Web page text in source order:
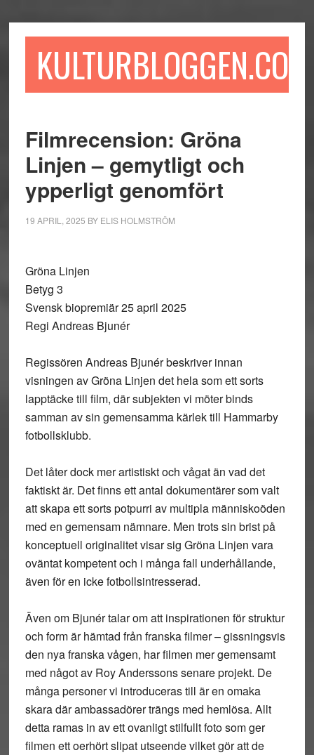
till
till
sidofältet
till
KULTURBLOGGEN.COM
Filmrecension: Gröna
Linjen – gemytligt och
ypperligt genomfört
19 APRIL, 2025 BY ELIS HOLMSTRÖM
Gröna Linjen
Betyg 3
Svensk biopremiär 25 april 2025
Regi Andreas Bjunér
Regissören Andreas Bjunér beskriver innan
visningen av Gröna Linjen det hela som ett sorts
lapptäcke till film, där subjekten vi möter binds
samman av sin gemensamma kärlek till Hammarby
fotbollsklubb.
Det låter dock mer artistiskt och vågat än vad det
faktiskt är. Det finns ett antal dokumentärer som valt
att skapa ett sorts potpurri av multipla människoöden
med en gemensam nämnare. Men trots sin brist på
konceptuell originalitet visar sig Gröna Linjen vara
oväntat kompetent och i många fall underhållande,
även för en icke fotbollsintresserad.
Även om Bjunér talar om att inspirationen för struktur
och form är hämtad från franska filmer – gissningsvis
den nya franska vågen, har filmen mer gemensamt
med något av Roy Anderssons senare projekt. De
många personer vi introduceras till är en omaka
skara där ambassadörer trängs med hemlösa. Allt
detta ramas in av ett ovanligt stilfullt foto som ger
filmen ett oerhört slipat utseende vilket gör att de